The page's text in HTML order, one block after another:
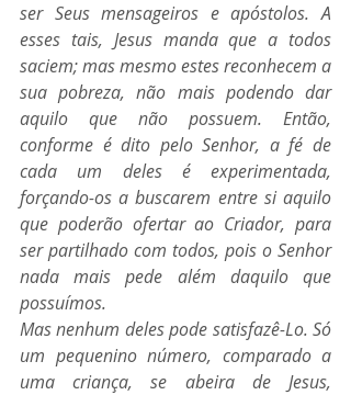
ser Seus mensageiros e apóstolos. A
esses tais, Jesus manda que a todos
saciem; mas mesmo estes reconhecem a
sua pobreza, não mais podendo dar
aquilo que não possuem. Então,
conforme é dito pelo Senhor, a fé de
cada um deles é experimentada,
forçando-os a buscarem entre si aquilo
que poderão ofertar ao Criador, para
ser partilhado com todos, pois o Senhor
nada mais pede além daquilo que
possuímos.
Mas nenhum deles pode satisfazê-Lo. Só
um pequenino número, comparado a
uma criança, se abeira de Jesus,